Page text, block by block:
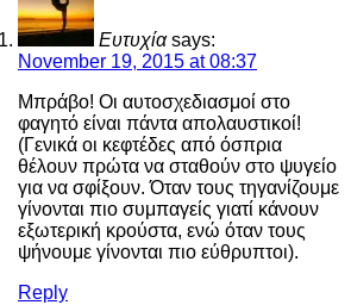
Ευτυχία says:
November 19, 2015 at 08:37
Μπράβο! Οι αυτοσχεδιασμοί στο
φαγητό είναι πάντα απολαυστικοί!
(Γενικά οι κεφτέδες από όσπρια
θέλουν πρώτα να σταθούν στο ψυγείο
για να σφίξουν. Όταν τους τηγανίζουμε
γίνονται πιο συμπαγείς γιατί κάνουν
εξωτερική κρούστα, ενώ όταν τους
ψήνουμε γίνονται πιο εύθρυπτοι).
Reply